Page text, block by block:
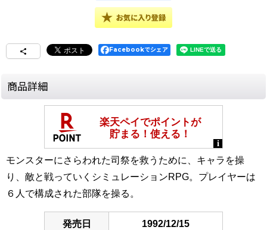
Facebookでシェア
商品詳細
モンスターにさらわれた司祭を救うために、キャラを操
り、敵と戦っていくシミュレーションRPG。プレイヤーは
６人で構成された部隊を操る。
発売日 1992/12/15